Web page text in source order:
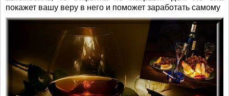
покажет вашу веру в него и поможет заработать самому